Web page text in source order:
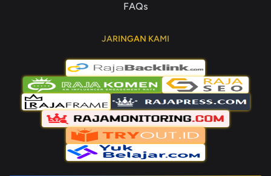
FAQs
JARINGAN KAMI